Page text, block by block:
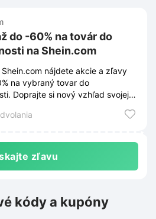
do -60% na továr do
na Shein.com
Shein.com nájdete akcie a zľavy
na vybraný tovar do
svojej
zľavu
kódy a kupóny